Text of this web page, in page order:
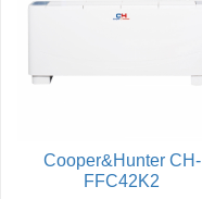
Cooper&Hunter CH-
FFC42K2